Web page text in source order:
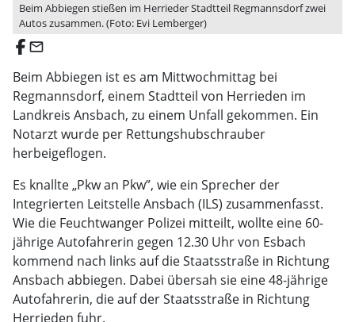
Beim Abbiegen stießen im Herrieder Stadtteil Regmannsdorf zwei
Autos zusammen. (Foto: Evi Lemberger)
email
Beim Abbiegen ist es am Mittwochmittag bei
Regmannsdorf, einem Stadtteil von Herrieden im
Landkreis Ansbach, zu einem Unfall gekommen. Ein
Notarzt wurde per Rettungshubschrauber
herbeigeflogen.
Es knallte „Pkw an Pkw”, wie ein Sprecher der
Integrierten Leitstelle Ansbach (ILS) zusammenfasst.
Wie die Feuchtwanger Polizei mitteilt, wollte eine 60-
jährige Autofahrerin gegen 12.30 Uhr von Esbach
kommend nach links auf die Staatsstraße in Richtung
Ansbach abbiegen. Dabei übersah sie eine 48-jährige
Autofahrerin, die auf der Staatsstraße in Richtung
Herrieden fuhr.